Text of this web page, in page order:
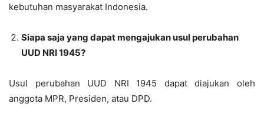
kebutuhan masyarakat Indonesia.
Siapa saja yang dapat mengajukan usul perubahan
UUD NRI 1945?
Usul perubahan UUD NRI 1945 dapat diajukan oleh
anggota MPR, Presiden, atau DPD.